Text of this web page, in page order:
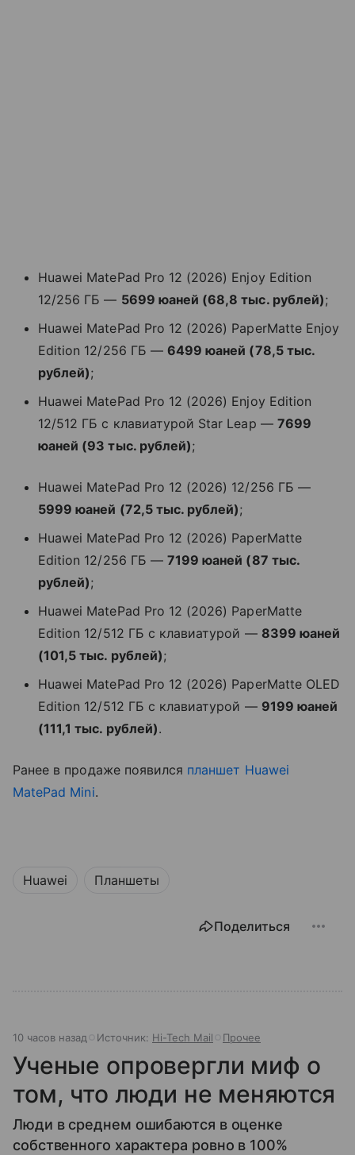
Huawei MatePad Pro 12 (2026) Enjoy Edition
12/256 ГБ — 5699 юаней (68,8 тыс. рублей);
Huawei MatePad Pro 12 (2026) PaperMatte Enjoy
Edition 12/256 ГБ — 6499 юаней (78,5 тыс.
рублей);
Huawei MatePad Pro 12 (2026) Enjoy Edition
12/512 ГБ с клавиатурой Star Leap — 7699
юаней (93 тыс. рублей);
Huawei MatePad Pro 12 (2026) 12/256 ГБ —
5999 юаней (72,5 тыс. рублей);
Huawei MatePad Pro 12 (2026) PaperMatte
Edition 12/256 ГБ — 7199 юаней (87 тыс.
рублей);
Huawei MatePad Pro 12 (2026) PaperMatte
Edition 12/512 ГБ с клавиатурой — 8399 юаней
(101,5 тыс. рублей);
Huawei MatePad Pro 12 (2026) PaperMatte OLED
Edition 12/512 ГБ с клавиатурой — 9199 юаней
(111,1 тыс. рублей).
Ранее в продаже появился планшет Huawei
MatePad Mini.
Huawei Планшеты
Поделиться
10 часов назад Источник: Hi-Tech Mail Прочее
Ученые опровергли миф о
том, что люди не меняются
Люди в среднем ошибаются в оценке
собственного характера ровно в 100%